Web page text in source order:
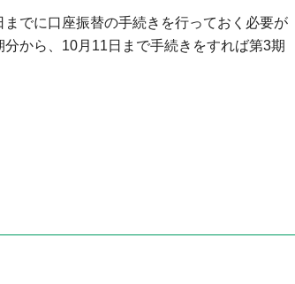
でに口座振替の手続きを行っておく必要が
から、10月11日まで手続きをすれば第3期